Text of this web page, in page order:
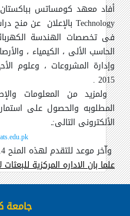
أفاد معهد كومساتس بباكستان
Technology بالإعلان عن منح
فى تخصصات الهندسة
الحاسب الألى ، الكيمياء ،
وإدارة المشروعات ، وعلوم
2015 .
ولمزيد من المعلومات
المطلوبه والحصول على
الألكترونى التالى:ـ
واّخر موعد للتقدم لهذه المنح 14 نوفمبر 2014
علما بان الاداره المركزية
جامعة